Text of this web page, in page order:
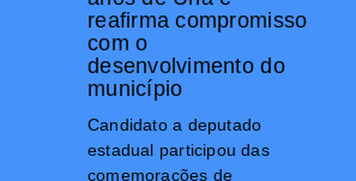
reafirma compromisso
com o
desenvolvimento do
município
Candidato a deputado
estadual participou das
comemorações de